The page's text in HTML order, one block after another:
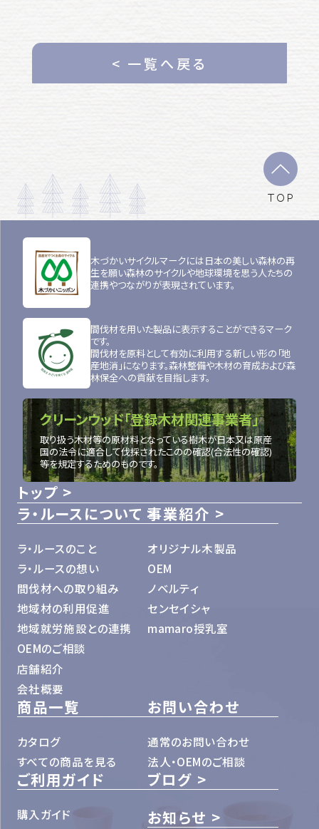
< 一覧へ戻る
TOP
トップ
ラ・ルースについて
ラ・ルースのこと
ラ・ルースの想い
間伐材への取り組み
地域材の利用促進
地域就労施設との連携
OEMのご相談
店舗紹介
会社概要
事業紹介
オリジナル木製品
OEM
ノベルティ
センセイシャ
mamaro授乳室
商品一覧
カタログ
すべての商品を見る
お問い合わせ
通常のお問い合わせ
法人・OEMのご相談
ご利用ガイド
購入ガイド
ブログ
お知らせ
木づかいサイクルマークには日本の美しい森林の再
生を願い森林のサイクルや地球環境を思う人たちの
連携やつながりが表現されています。
間伐材を用いた製品に表示することができるマーク
です。
間伐材を原料として有効に利用する新しい形の「地
産地消」になります。森林整備や木材の育成および森
林保全への貢献を目指します。
クリーンウッド「登録木材関連事業者」
取り扱う木材等の原材料となっている樹木が日本又は原産
国の法令に適合して伐採されたこのの確認(合法性の確認)
等を規定するためのものです。